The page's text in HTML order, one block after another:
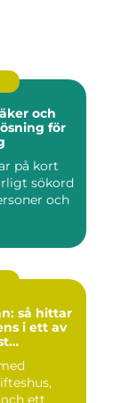
för
på kort
sökord
och
så hittar
i ett av
ett